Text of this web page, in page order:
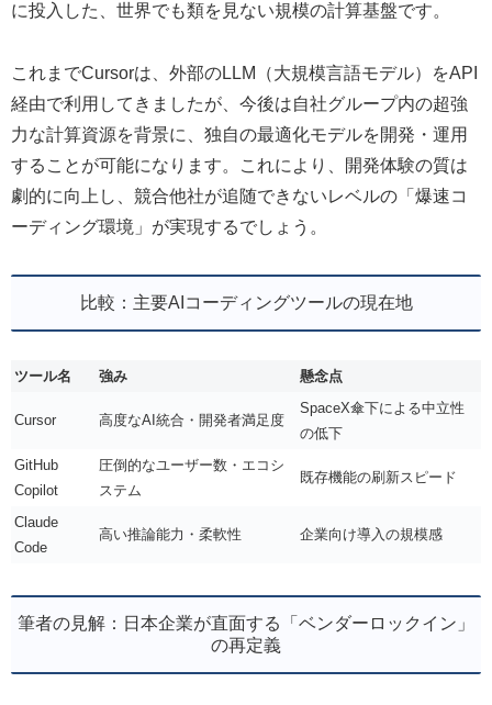
に投入した、世界でも類を見ない規模の計算基盤です。
これまでCursorは、外部のLLM（大規模言語モデル）をAPI
経由で利用してきましたが、今後は自社グループ内の超強
力な計算資源を背景に、独自の最適化モデルを開発・運用
することが可能になります。これにより、開発体験の質は
劇的に向上し、競合他社が追随できないレベルの「爆速コ
ーディング環境」が実現するでしょう。
比較：主要AIコーディングツールの現在地
ツール名 強み 懸念点
Cursor 高度なAI統合・開発者満足度
SpaceX傘下による中立性
の低下
GitHub
Copilot
圧倒的なユーザー数・エコシ
ステム
既存機能の刷新スピード
Claude
Code
高い推論能力・柔軟性 企業向け導入の規模感
筆者の見解：日本企業が直面する「ベンダーロックイン」
の再定義